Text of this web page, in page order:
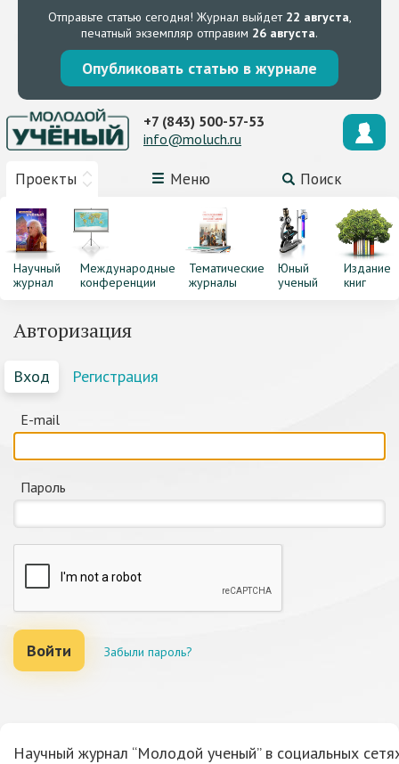
Отправьте статью сегодня! Журнал выйдет 22 августа,
печатный экземпляр отправим 26 августа.
Опубликовать статью в журнале
Проекты Меню Поиск
+7 (843) 500-57-53
info@moluch.ru
Научный
журнал
Международные
конференции
Тематические
журналы
Юный
ученый
Издание
книг
Авторизация
Вход Регистрация
E-mail
Пароль
Войти Забыли пароль?
Научный журнал “Молодой ученый” в социальных